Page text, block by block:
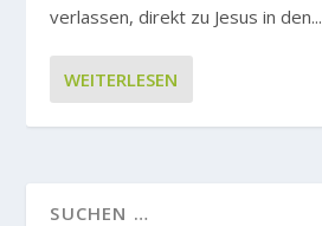
verlassen, direkt zu Jesus in den...
WEITERLESEN